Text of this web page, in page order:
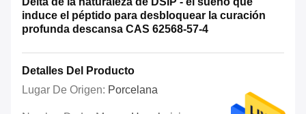
induce el péptido para desbloquear la curación
profunda descansa CAS 62568-57-4
Detalles Del Producto
Lugar De Origen: Porcelana